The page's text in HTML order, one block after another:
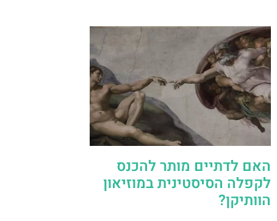
האם לדתיים מותר להכנס
לקפלה הסיסטינית במוזיאון
הוותיקן?